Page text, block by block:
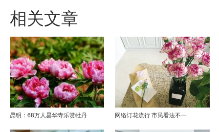
相关文章
昆明：68万人昙华寺乐赏牡丹 网络订花流行 市民看法不一